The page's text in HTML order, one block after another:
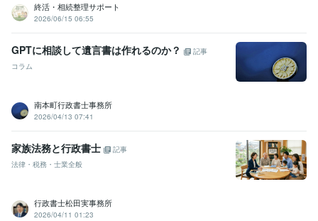
終活・相続整理サポート
2026/06/15 06:55
GPTに相談して遺言書は作れるのか？
記事
コラム
南本町行政書士事務所
2026/04/13 07:41
家族法務と行政書士
記事
法律・税務・士業全般
行政書士松田実事務所
2026/04/11 01:23